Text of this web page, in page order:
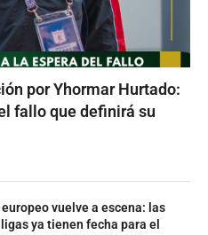
por Yhormar Hurtado:
fallo que definirá su
vuelve a escena: las
ya tienen fecha para el